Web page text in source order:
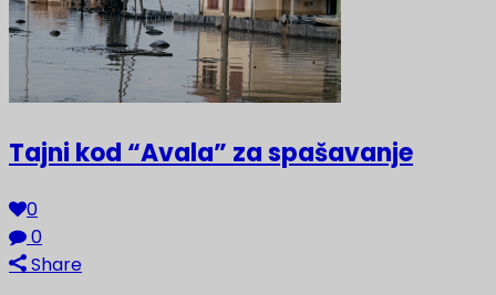
Tajni kod “Avala” za spašavanje
0
0
Share